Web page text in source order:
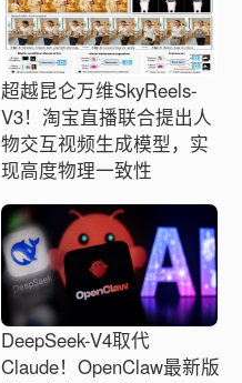
超越昆仑万维SkyReels-
V3！淘宝直播联合提出人
物交互视频生成模型，实
现高度物理一致性
DeepSeek-V4取代
Claude！OpenClaw最新版